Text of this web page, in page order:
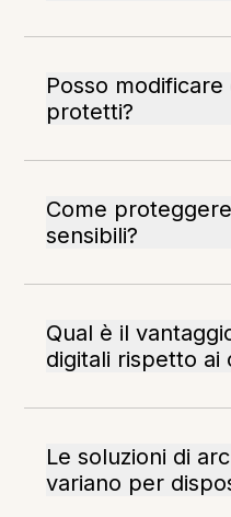
Posso
protetti?
Come
sensibili?
Qual è il
digitali rispetto ai
Le soluzioni di
variano per